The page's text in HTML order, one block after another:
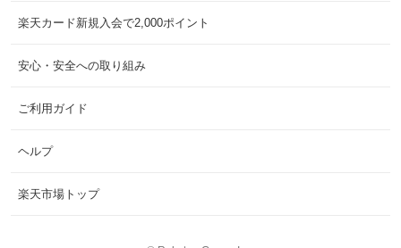
楽天カード新規入会で2,000ポイント
安心・安全への取り組み
ご利用ガイド
ヘルプ
楽天市場トップ